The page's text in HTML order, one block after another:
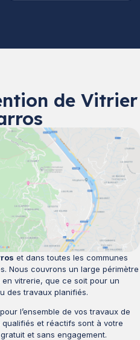
de Vitrier
et dans toutes les communes
Nous couvrons un large périmètre
vitrerie, que ce soit pour un
des travaux planifiés.
l’ensemble de vos travaux de
et réactifs sont à votre
et sans engagement.